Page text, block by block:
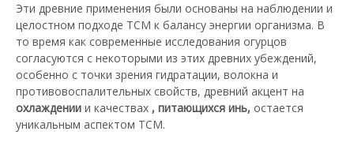
Эти древние применения были основаны на наблюдении и
целостном подходе TCM к балансу энергии организма. В
то время как современные исследования огурцов
согласуются с некоторыми из этих древних убеждений,
особенно с точки зрения гидратации, волокна и
противовоспалительных свойств, древний акцент на
охлаждении и качествах , питающихся инь, остается
уникальным аспектом TCM.